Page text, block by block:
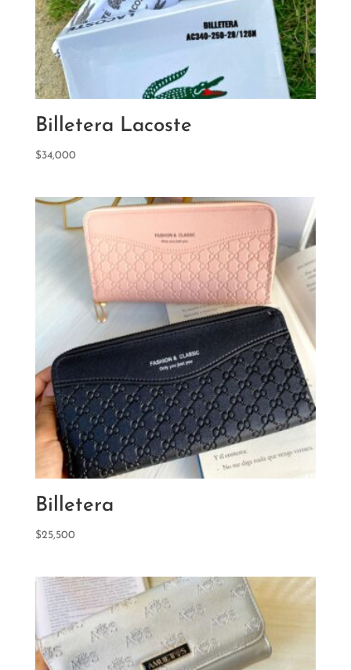
Billetera Lacoste
$34,000
Billetera
$25,500